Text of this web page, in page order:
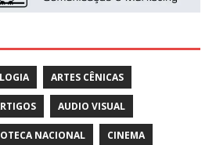
ARTES CÊNICAS
AUDIO VISUAL
NACIONAL CINEMA